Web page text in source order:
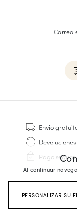
Al continuar
PERSONALIZAR SU
Correo
Zapatillas
Cosido Goodyear
Derbies y Richelieu
Zapatos
Mocasines
Sandalias y
Maletines Business
Zapatillas
Envio
Pago seguro